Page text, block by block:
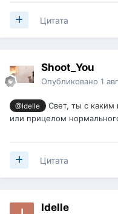
Цитата
Shoot_You
Опубликовано 1
@Idelle
Свет, ты с каким
или прицелом
Цитата
Idelle